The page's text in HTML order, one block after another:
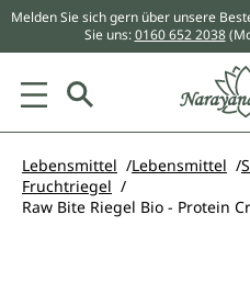
springen
Melden Sie sich gern über unsere
Sie uns:0160 652 2038
Lebensmittel Lebensmittel
Fruchtriegel
Raw Bite Riegel Bio - Protein